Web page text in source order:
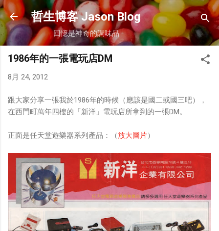
跳到主要內容
哲生博客 Jason Blog
回憶是神奇的調味品
1986年的一張電玩店DM
8月 24, 2012
跟大家分享一張我於1986年的時候（應該是國二或國三吧），
在西門町萬年四樓的「新洋」電玩店所拿到的一張DM。
正面是任天堂遊樂器系列產品：（放大圖片）